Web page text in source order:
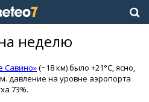
неделю
Савино»(~18 км) было +21°C, ясно,
давление на уровне аэропорта
73%.